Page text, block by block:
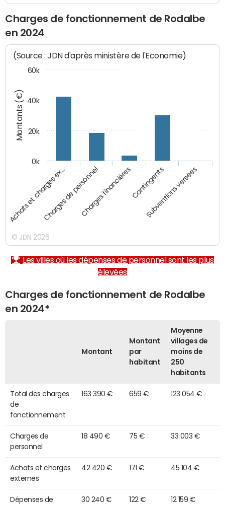
Charges de fonctionnement de Rodalbe
en 2024
Montants (€)
(Source : JDN d'après ministère de l'Economie)
Achats et charges ex…Charges de personnelCharges financièresContingents
Subventions versées
0k
20k
40k
60k
© JDN 2026
Les villes où les dépenses de personnel sont les plus
élevées
Charges de fonctionnement de Rodalbe
en 2024*
Montant
Montant
par
habitant
Moyenne
villages de
moins de
250
habitants
Total des charges
de
fonctionnement
163 390 € 659 € 123 054 €
Charges de
personnel
18 490 € 75 € 33 003 €
Achats et charges
externes
42 420 € 171 € 45 104 €
Dépenses de 30 240 € 122 € 12 159 €